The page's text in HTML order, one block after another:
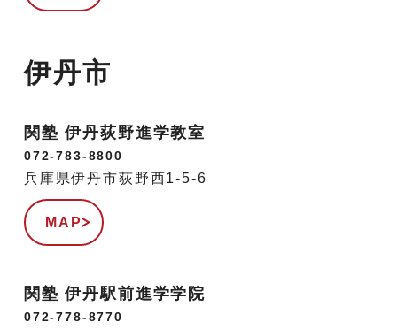
伊丹市
関塾 伊丹荻野進学教室
072-783-8800
兵庫県伊丹市荻野西1-5-6
MAP
関塾 伊丹駅前進学学院
072-778-8770